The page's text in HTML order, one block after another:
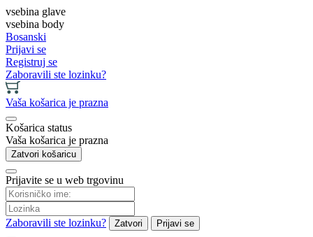
vsebina glave
vsebina body
Bosanski
Prijavi se
Registruj se
Zaboravili ste lozinku?
Vaša košarica je prazna
Košarica status
Vaša košarica je prazna
Zatvori košaricu
Prijavite se u web trgovinu
Zaboravili ste lozinku? Zatvori Prijavi se